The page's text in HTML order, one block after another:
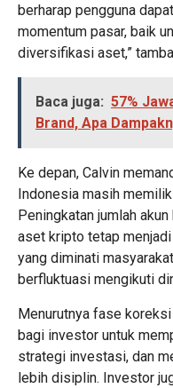
berharap pengguna
momentum pasar, baik
diversifikasi aset,”
Baca juga: 57%
Brand, Apa
Ke depan, Calvin
Indonesia masih
Peningkatan jumlah
aset kripto tetap
yang diminati
berfluktuasi mengikuti
Menurutnya fase
bagi investor untuk
strategi investasi, dan
lebih disiplin. Investor